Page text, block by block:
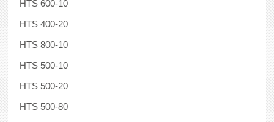
HTS 600-10
HTS 400-20
HTS 800-10
HTS 500-10
HTS 500-20
HTS 500-80